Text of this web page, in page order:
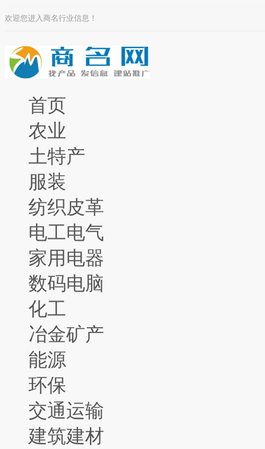
欢迎您进入商名行业信息！
首页
农业
土特产
服装
纺织皮革
电工电气
家用电器
数码电脑
化工
冶金矿产
能源
环保
交通运输
建筑建材